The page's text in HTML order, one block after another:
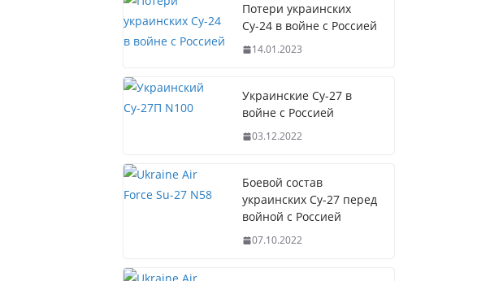
Потери украинских
Су-24 в войне с Россией
14.01.2023
Украинские Су-27 в
войне с Россией
03.12.2022
Боевой состав
украинских Су-27 перед
войной с Россией
07.10.2022